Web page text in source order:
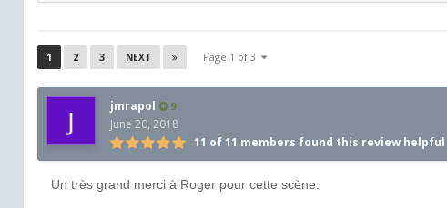
1 2 3 NEXT Page 1 of 3
jmrapol 9
June 20, 2018
11 of 11 members found this review helpful
Un très grand merci à Roger pour cette scène.